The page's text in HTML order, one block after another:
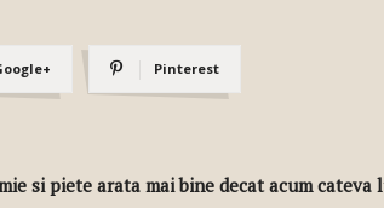
Pinterest
si piete arata mai bine decat acum cateva